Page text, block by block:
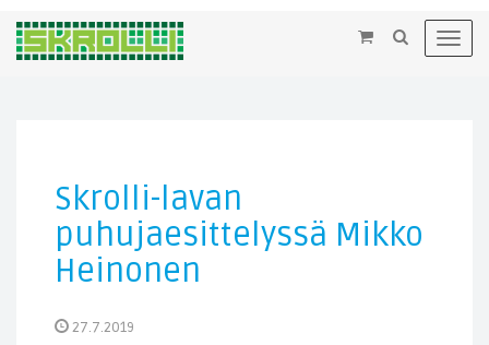
×
Skrolli-lavan
puhujaesittelyssä Mikko
Heinonen
27.7.2019